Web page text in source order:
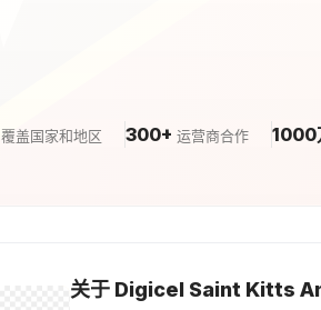
覆盖国家和地区 300+ 运营商合作 1000
关于 Digicel Saint Kitts